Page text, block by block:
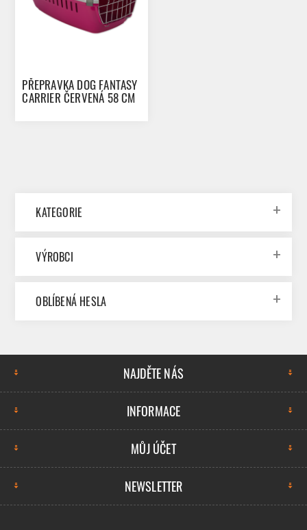
PŘEPRAVKA DOG FANTASY
CARRIER ČERVENÁ 58 CM
KATEGORIE
VÝROBCI
OBLÍBENÁ HESLA
NAJDĚTE NÁS
INFORMACE
MŮJ ÚČET
NEWSLETTER